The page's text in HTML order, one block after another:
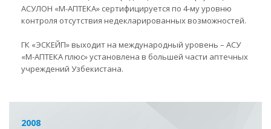
АСУЛОН «М-АПТЕКА» сертифицируется по 4-му уровню
контроля отсутствия недекларированных возможностей.
ГК «ЭСКЕЙП» выходит на международный уровень – АСУ
«М-АПТЕКА плюс» установлена в большей части аптечных
учреждений Узбекистана.
2008